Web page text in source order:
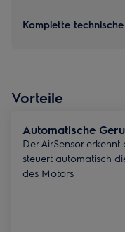
Komplette
Vorteile
Automatische
Der AirSensor
steuert automatisch
des Motors